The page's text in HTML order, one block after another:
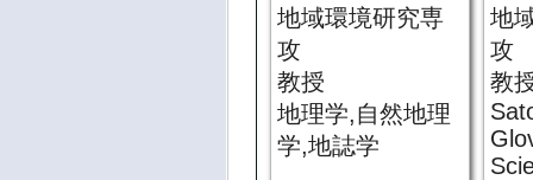
地域環境研究専
攻
教授
地理学,自然地理
学,地誌学
地
攻
教